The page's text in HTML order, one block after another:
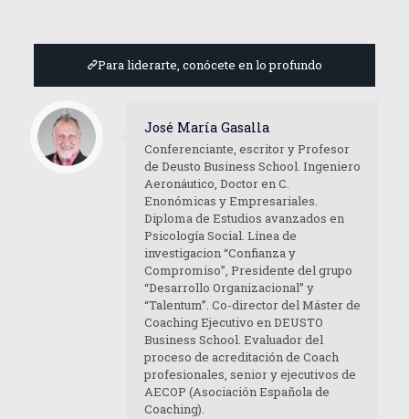
Para liderarte, conócete en lo profundo
José María Gasalla
Conferenciante, escritor y Profesor
de Deusto Business School. Ingeniero
Aeronáutico, Doctor en C.
Enonómicas y Empresariales.
Diploma de Estudios avanzados en
Psicología Social. Línea de
investigacion “Confianza y
Compromiso”, Presidente del grupo
“Desarrollo Organizacional” y
“Talentum”. Co-director del Máster de
Coaching Ejecutivo en DEUSTO
Business School. Evaluador del
proceso de acreditación de Coach
profesionales, senior y ejecutivos de
AECOP (Asociación Española de
Coaching).